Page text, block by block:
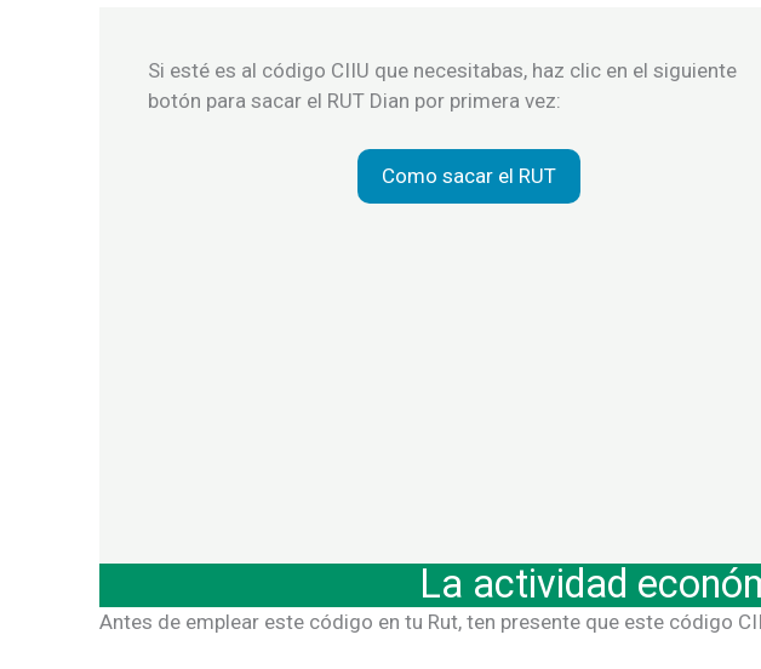
Si esté es al código CIIU que necesitabas, haz clic en el siguiente
botón para sacar el RUT Dian por primera vez:
Como sacar el RUT
La actividad
Antes de emplear este código en tu Rut, ten presente que este código